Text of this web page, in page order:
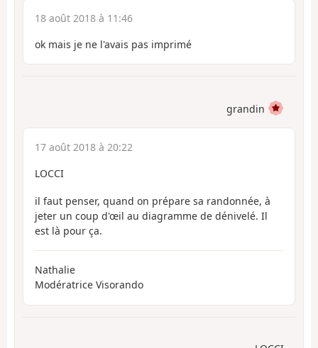
18 août 2018 à 11:46
ok mais je ne l'avais pas imprimé
grandin
17 août 2018 à 20:22
LOCCI
il faut penser, quand on prépare sa randonnée, à
jeter un coup d'œil au diagramme de dénivelé. Il
est là pour ça.
Nathalie
Modératrice Visorando